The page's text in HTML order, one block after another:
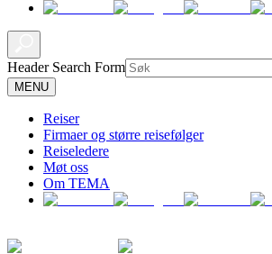
Header Search Form
MENU
Reiser
Firmaer og større reisefølger
Reiseledere
Møt oss
Om TEMA